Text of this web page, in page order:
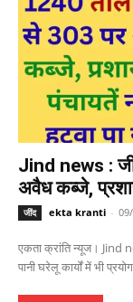
Jind news :
अवैध कब्जे,
जींद ekta kranti -
एकता क्रांति न्यूज। Jind
पानी घरेलू कार्यों में भी